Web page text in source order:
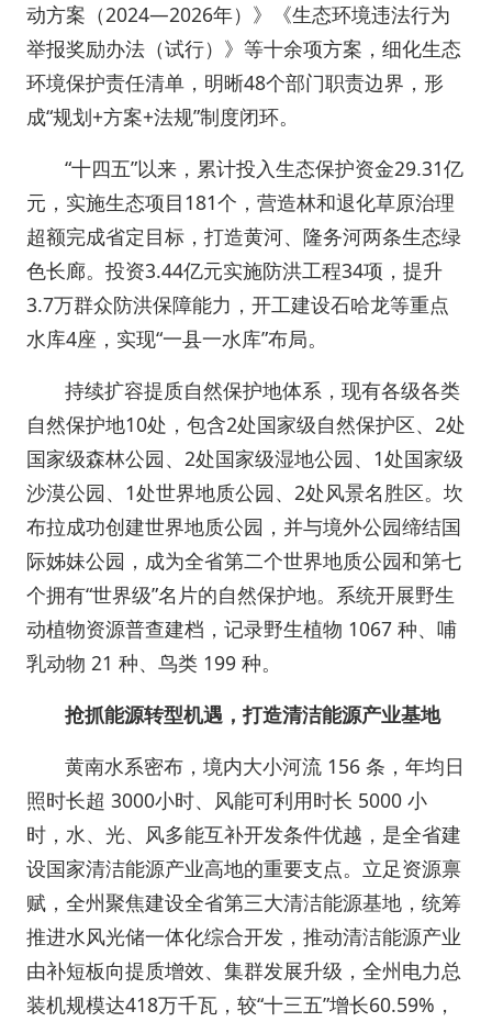
动方案（2024—2026年）》《生态环境违法行为
举报奖励办法（试行）》等十余项方案，细化生态
环境保护责任清单，明晰48个部门职责边界，形
成“规划+方案+法规”制度闭环。
“十四五”以来，累计投入生态保护资金29.31亿
元，实施生态项目181个，营造林和退化草原治理
超额完成省定目标，打造黄河、隆务河两条生态绿
色长廊。投资3.44亿元实施防洪工程34项，提升
3.7万群众防洪保障能力，开工建设石哈龙等重点
水库4座，实现“一县一水库”布局。
持续扩容提质自然保护地体系，现有各级各类
自然保护地10处，包含2处国家级自然保护区、2处
国家级森林公园、2处国家级湿地公园、1处国家级
沙漠公园、1处世界地质公园、2处风景名胜区。坎
布拉成功创建世界地质公园，并与境外公园缔结国
际姊妹公园，成为全省第二个世界地质公园和第七
个拥有“世界级”名片的自然保护地。系统开展野生
动植物资源普查建档，记录野生植物 1067 种、哺
乳动物 21 种、鸟类 199 种。
抢抓能源转型机遇，打造清洁能源产业基地
黄南水系密布，境内大小河流 156 条，年均日
照时长超 3000小时、风能可利用时长 5000 小
时，水、光、风多能互补开发条件优越，是全省建
设国家清洁能源产业高地的重要支点。立足资源禀
赋，全州聚焦建设全省第三大清洁能源基地，统筹
推进水风光储一体化综合开发，推动清洁能源产业
由补短板向提质增效、集群发展升级，全州电力总
装机规模达418万千瓦，较“十三五”增长60.59%，